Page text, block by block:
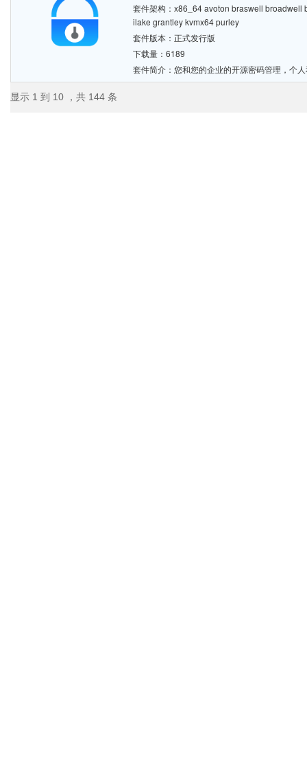
套件架构：x86_64 avoton braswell
ilake grantley kvmx64 purley
套件版本：正式发行版
下载量：6189
套件简介：您和您的企业的开源密码管理，个
显示 1 到 10 ，共 144 条